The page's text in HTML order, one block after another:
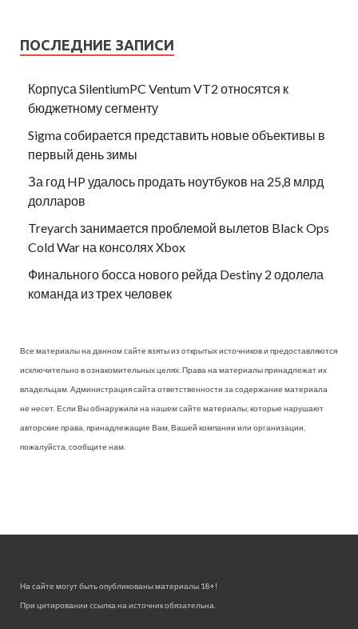
ПОСЛЕДНИЕ ЗАПИСИ
Корпуса SilentiumPC Ventum VT2 относятся к
бюджетному сегменту
Sigma собирается представить новые объективы в
первый день зимы
За год HP удалось продать ноутбуков на 25,8 млрд
долларов
Treyarch занимается проблемой вылетов Black Ops
Cold War на консолях Xbox
Финального босса нового рейда Destiny 2 одолела
команда из трех человек
Все материалы на данном сайте взяты из открытых источников и предоставляются
исключительно в ознакомительных целях. Права на материалы принадлежат их
владельцам. Администрация сайта ответственности за содержание материала
не несет. Если Вы обнаружили на нашем сайте материалы, которые нарушают
авторские права, принадлежащие Вам, Вашей компании или организации,
пожалуйста, сообщите нам.
На сайте могут быть опубликованы материалы 18+!
При цитировании ссылка на источник обязательна.